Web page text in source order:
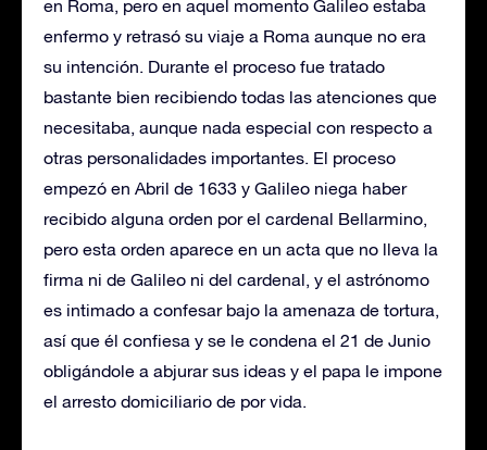
en Roma, pero en aquel momento Galileo estaba
enfermo y retrasó su viaje a Roma aunque no era
su intención. Durante el proceso fue tratado
bastante bien recibiendo todas las atenciones que
necesitaba, aunque nada especial con respecto a
otras personalidades importantes. El proceso
empezó en Abril de 1633 y Galileo niega haber
recibido alguna orden por el cardenal Bellarmino,
pero esta orden aparece en un acta que no lleva la
firma ni de Galileo ni del cardenal, y el astrónomo
es intimado a confesar bajo la amenaza de tortura,
así que él confiesa y se le condena el 21 de Junio
obligándole a abjurar sus ideas y el papa le impone
el arresto domiciliario de por vida.